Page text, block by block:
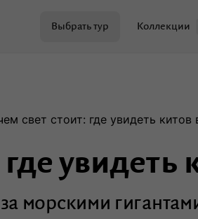
Выбрать тур Коллекции
Самое важное
свет стоит: где увидеть китов
увидеть
морскими